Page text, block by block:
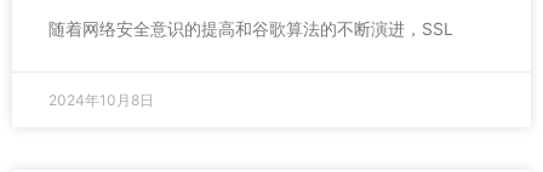
随着网络安全意识的提高和谷歌算法的不断演进，SSL
2024年10月8日